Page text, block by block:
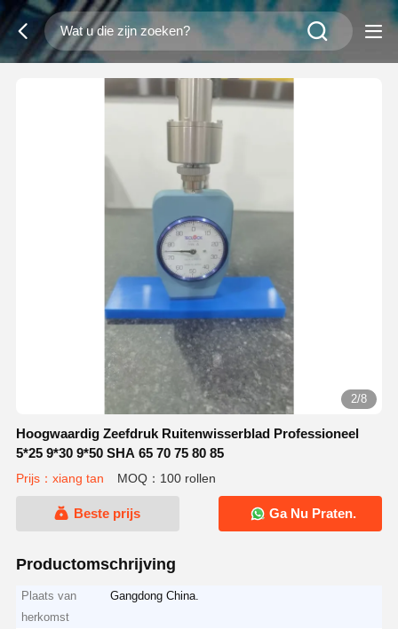
2/8
Hoogwaardig Zeefdruk Ruitenwisserblad Professioneel
5*25 9*30 9*50 SHA 65 70 75 80 85
Prijs：xiang tan MOQ：100 rollen
Beste prijs Ga Nu Praten.
Productomschrijving
Plaats van
herkomst
Gangdong China.